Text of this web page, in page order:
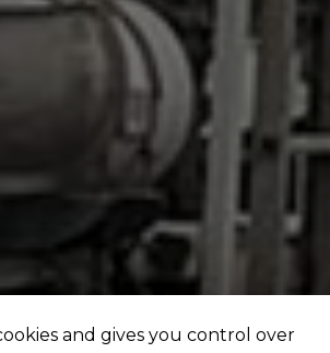
and gives you control over